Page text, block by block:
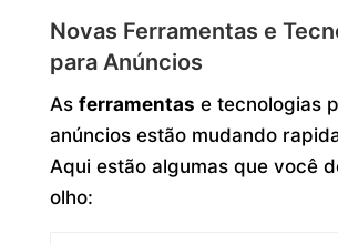
Novas Ferramentas e
para Anúncios
As ferramentas e tecnologias
anúncios estão mudando
Aqui estão algumas que você
olho: